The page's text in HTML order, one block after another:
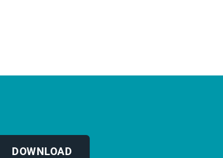
DOWNLOAD